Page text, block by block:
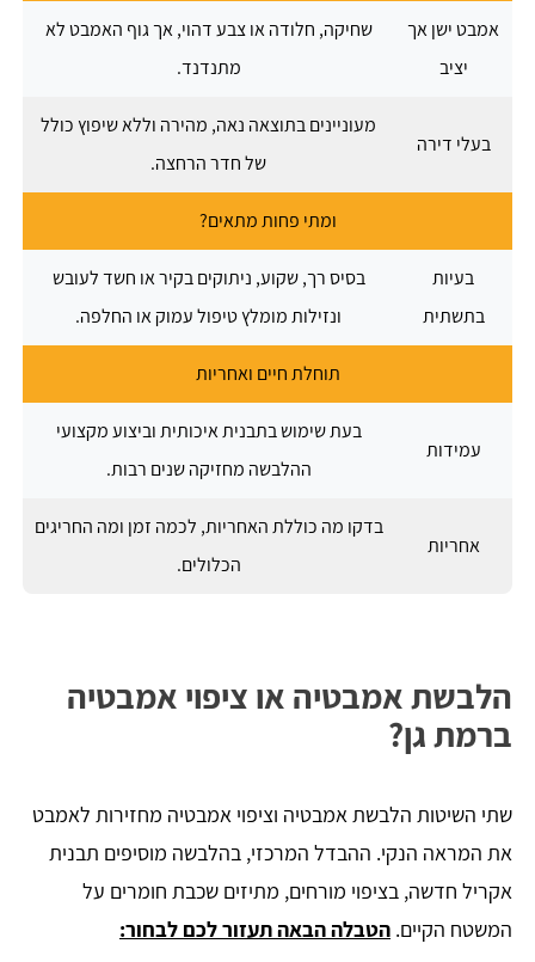
אמבט ישן אך
יציב
שחיקה, חלודה או צבע דהוי, אך גוף האמבט לא
מתנדנד.
בעלי דירה
מעוניינים בתוצאה נאה, מהירה וללא שיפוץ כולל
של חדר הרחצה.
ומתי פחות מתאים?
בעיות
בתשתית
בסיס רך, שקוע, ניתוקים בקיר או חשד לעובש
ונזילות מומלץ טיפול עמוק או החלפה.
תוחלת חיים ואחריות
עמידות
בעת שימוש בתבנית איכותית וביצוע מקצועי
ההלבשה מחזיקה שנים רבות.
אחריות
בדקו מה כוללת האחריות, לכמה זמן ומה החריגים
הכלולים.
הלבשת אמבטיה או ציפוי אמבטיה
ברמת גן?
שתי השיטות הלבשת אמבטיה וציפוי אמבטיה מחזירות לאמבט
את המראה הנקי. ההבדל המרכזי, בהלבשה מוסיפים תבנית
אקריל חדשה, בציפוי מורחים, מתיזים שכבת חומרים על
המשטח הקיים. הטבלה הבאה תעזור לכם לבחור: